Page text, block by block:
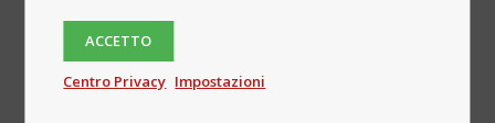
Laboratorio multidisciplinare
ACCETTO
Centro Privacy Impostazioni